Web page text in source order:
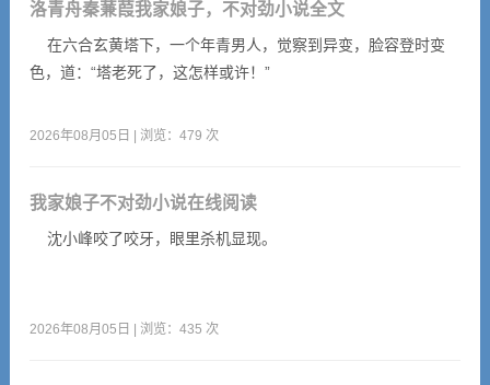
洛青舟秦蒹葭我家娘子，不对劲小说全文
在六合玄黄塔下，一个年青男人，觉察到异变，脸容登时变
色，道：“塔老死了，这怎样或许！”
2026年08月05日 | 浏览：479 次
我家娘子不对劲小说在线阅读
沈小峰咬了咬牙，眼里杀机显现。
2026年08月05日 | 浏览：435 次